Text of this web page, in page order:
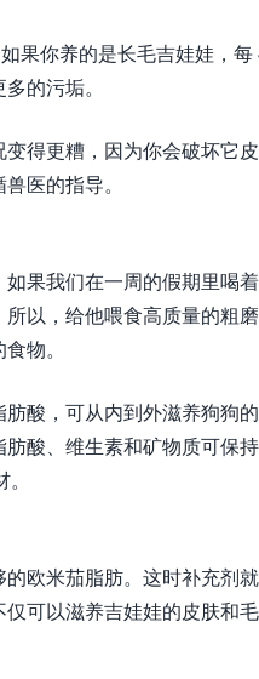
你养的是长毛吉娃娃，每
的污垢。
得更糟，因为你会破坏它
医的指导。
果我们在一周的假期里喝着
以，给他喂食高质量的粗
物。
酸，可从内到外滋养狗狗
酸、维生素和矿物质可保
欧米茄脂肪。这时补充剂
可以滋养吉娃娃的皮肤和